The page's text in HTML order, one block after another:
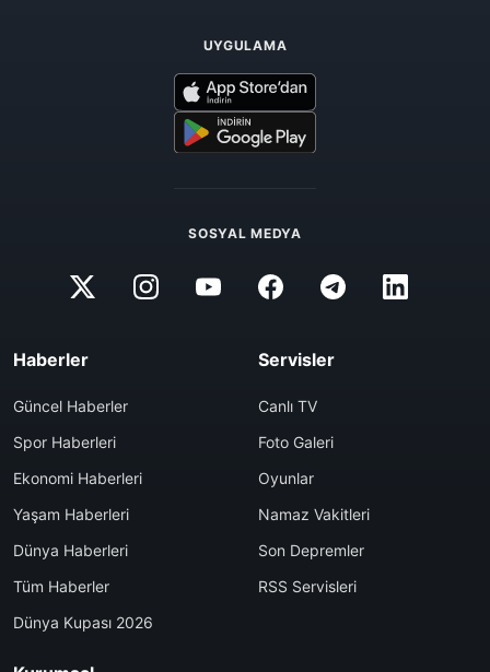
UYGULAMA
SOSYAL MEDYA
Haberler
Güncel Haberler
Spor Haberleri
Ekonomi Haberleri
Yaşam Haberleri
Dünya Haberleri
Tüm Haberler
Dünya Kupası 2026
Servisler
Canlı TV
Foto Galeri
Oyunlar
Namaz Vakitleri
Son Depremler
RSS Servisleri